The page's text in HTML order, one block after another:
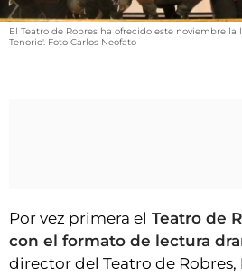
CARTELERA
FARMACIAS
El Teatro de Robres ha ofrecido este noviembre
Tenorio'. Foto Carlos Neofato
Por vez primera el Teatro de
con el formato de lectura
director del Teatro de Robres,